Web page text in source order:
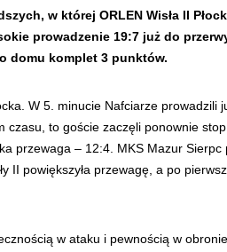
w której ORLEN Wisła II
prowadzenie 19:7 już do
domu komplet 3 punktów.
W 5. minucie Nafciarze prowadzili
czasu, to goście zaczęli ponownie
przewaga – 12:4. MKS Mazur Sierpc
II powiększyła przewagę, a po
w ataku i pewnością w